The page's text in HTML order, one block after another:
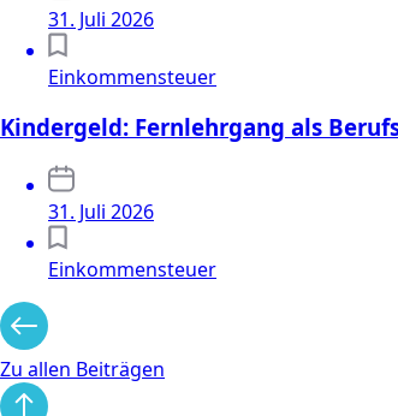
31. Juli 2026
Einkommensteuer
Kindergeld: Fernlehrgang als
31. Juli 2026
Einkommensteuer
Zu allen Beiträgen